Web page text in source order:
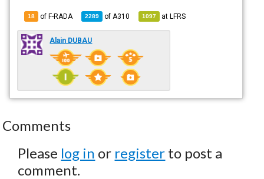
18 of F-RADA 2289 of A310 1097 atLFRS
Alain DUBAU
Comments
Please log in or register to post a
comment.